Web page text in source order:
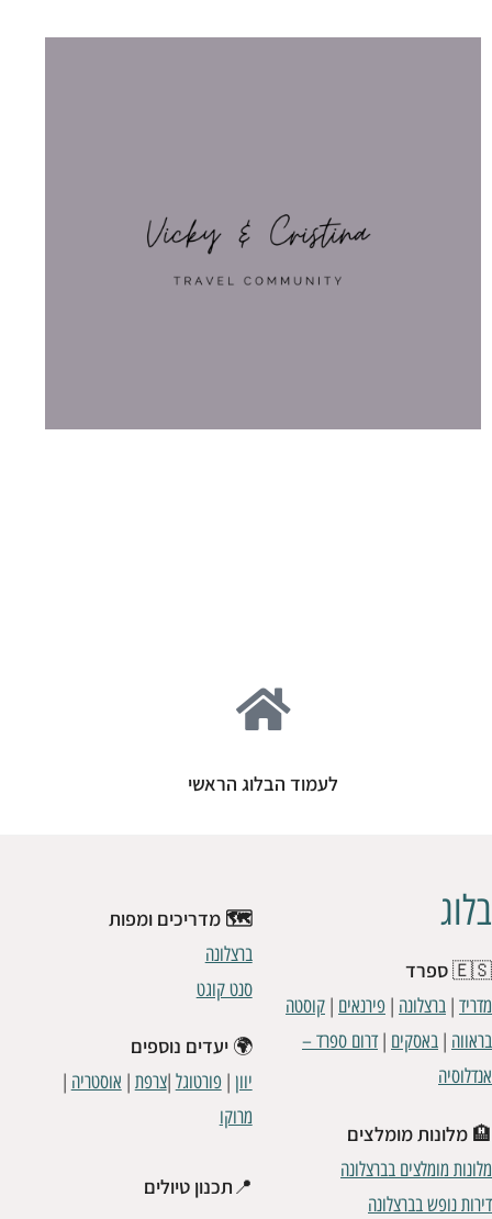
לעמוד הבלוג הראשי
בלוג
🇪🇸ספרד
מדריד | ברצלונה | פירנאים | קוסטה
בראווה | באסקים |דרום ספרד –
אנדלוסיה
🏨 מלונות מומלצים
מלונות מומלצים בברצלונה
דירות נופש בברצלונה
🗺️ מדריכים ומפות
ברצלונה
סנט קוגט
🌍יעדים נוספים
יוון |פורטוגל |צרפת | אוסטריה |
מרוקו
📍תכנון טיולים